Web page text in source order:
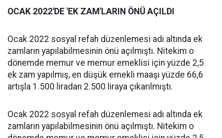
OCAK 2022'DE 'EK ZAM'LARIN ÖNÜ AÇILDI
Ocak 2022 sosyal refah düzenlemesi adı altında ek
zamların yapılabilmesinin önü açılmıştı. Nitekim o
dönemde memur ve memur emeklisi için yüzde 2,5
ek zam yapılmış, en düşük emekli maaşı yüzde 66,6
artışla 1.500 liradan 2.500 liraya çıkarılmıştı.
Ocak 2022 sosyal refah düzenlemesi adı altında ek
zamların yapılabilmesinin önü açılmıştı. Nitekim o